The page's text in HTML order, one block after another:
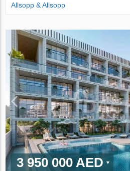
Allsopp & Allsopp
3 950 000 AED